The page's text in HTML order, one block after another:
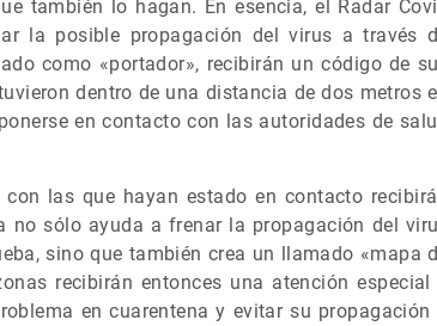
también lo hagan. En esencia, el Radar
la posible propagación del virus a través
como «portador», recibirán un código de
dentro de una distancia de dos metros
en contacto con las autoridades de
las que hayan estado en contacto
no sólo ayuda a frenar la propagación del
sino que también crea un llamado «mapa
recibirán entonces una atención especial
en cuarentena y evitar su propagación